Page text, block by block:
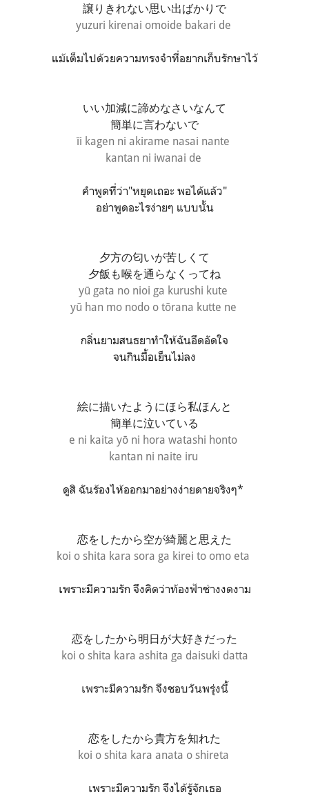
譲りきれない思い出ばかりで
yuzuri kirenai omoide bakari de
แม้เต็มไปด้วยความทรงจำที่อยากเก็บรักษาไว้
いい加減に諦めなさいなんて
簡単に言わないで
īi kagen ni akirame nasai nante
kantan ni iwanai de
คำพูดที่ว่า"หยุดเถอะ พอได้แล้ว"
อย่าพูดอะไรง่ายๆ แบบนั้น
夕方の匂いが苦しくて
夕飯も喉を通らなくってね
yū gata no nioi ga kurushi kute
yū han mo nodo o tōrana kutte ne
กลิ่นยามสนธยาทำให้ฉันอึดอัดใจ
จนกินมื้อเย็นไม่ลง
絵に描いたようにほら私ほんと
簡単に泣いている
e ni kaita yō ni hora watashi honto
kantan ni naite iru
ดูสิ ฉันร้องไห้ออกมาอย่างง่ายดายจริงๆ*
恋をしたから空が綺麗と思えた
koi o shita kara sora ga kirei to omo eta
เพราะมีความรัก จึงคิดว่าท้องฟ้าช่างงดงาม
恋をしたから明日が大好きだった
koi o shita kara ashita ga daisuki datta
เพราะมีความรัก จึงชอบวันพรุ่งนี้
恋をしたから貴方を知れた
koi o shita kara anata o shireta
เพราะมีความรัก จึงได้รู้จักเธอ